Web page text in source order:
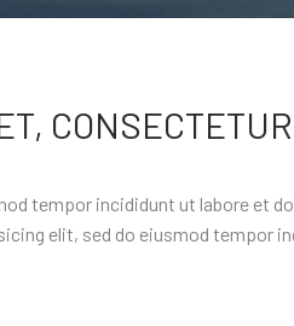
tempor incididunt ut labore et
elit, sed do eiusmod tempor